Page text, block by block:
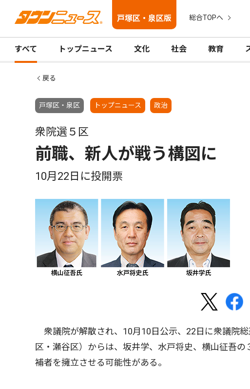
戸塚区・泉区版 総合TOPへ
すべて トップニュース 文化 社会 教育
戻る
戸塚区・泉区 トップニュース 政治
衆院選５区
前職、新人が戦う構図に
10月22日に投開票
衆議院が解散され、10月10日公示、22日に衆議院
区・瀬谷区）からは、坂井学、水戸将史、横山征吾
補者を擁立させる可能性がある。